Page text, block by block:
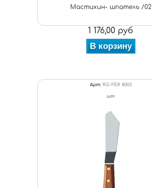
Мастихин- шпатель /02
1 176,00 руб
В корзину
Арт: RG-PER 8003
шт